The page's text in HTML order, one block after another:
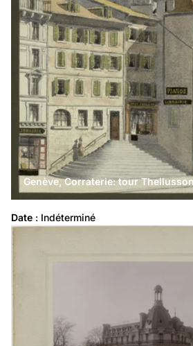
Genève, Corraterie: tour Thellusson
Date : Indéterminé